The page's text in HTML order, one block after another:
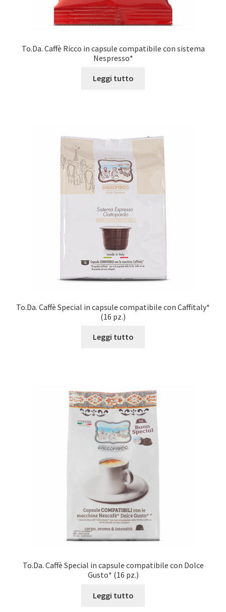
To.Da. Caffè Ricco in capsule compatibile con sistema
Nespresso*
Leggi tutto
To.Da. Caffè Special in capsule compatibile con Caffitaly*
(16 pz.)
Leggi tutto
To.Da. Caffè Special in capsule compatibile con Dolce
Gusto* (16 pz.)
Leggi tutto